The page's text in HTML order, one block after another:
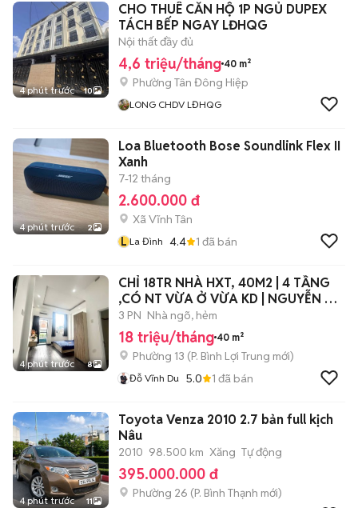
4 phút trước 10
CHO THUÊ CĂN HỘ 1P NGỦ DUPEX
TÁCH BẾP NGAY LĐHQG
Nội thất đầy đủ
4,6 triệu/tháng 40 m²
Phường Tân Đông Hiệp
LONG CHDV LĐHQG
4 phút trước 2
Loa Bluetooth Bose Soundlink Flex II
Xanh
7-12 tháng
2.600.000 đ
Xã Vĩnh Tân
L La Đình 4.4 1 đã bán
4 phút trước 8
CHỈ 18TR NHÀ HXT, 40M2 | 4 TẦNG
,CÓ NT VỪA Ở VỪA KD | NGUYỄN XÍ,
BT.
3 PN Nhà ngõ, hẻm
18 triệu/tháng 40 m²
Phường 13 (P. Bình Lợi Trung mới)
Đỗ Vĩnh Du 5.0 1 đã bán
4 phút trước 11
Toyota Venza 2010 2.7 bản full kịch
Nâu
2010 98.500 km Xăng Tự động
395.000.000 đ
Phường 26 (P. Bình Thạnh mới)